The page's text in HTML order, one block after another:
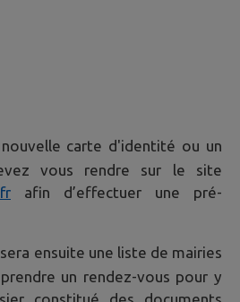
carte d'identité ou un
vous rendre sur le site
afin d’effectuer une pré-
ensuite une liste de mairies
un rendez-vous pour y